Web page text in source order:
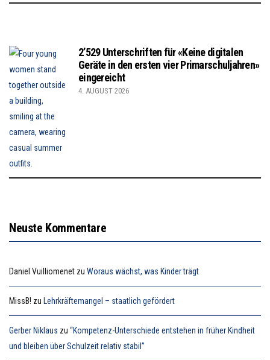
2’529 Unterschriften für «Keine digitalen
Geräte in den ersten vier Primarschuljahren»
eingereicht
4. AUGUST 2026
Neuste Kommentare
Daniel Vuilliomenet zu Woraus wächst, was Kinder trägt
MissB! zu Lehrkräftemangel – staatlich gefördert
Gerber Niklaus zu “Kompetenz-Unterschiede entstehen in früher Kindheit
und bleiben über Schulzeit relativ stabil”